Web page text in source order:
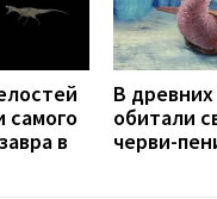
самого
в
В
обитали
черви-